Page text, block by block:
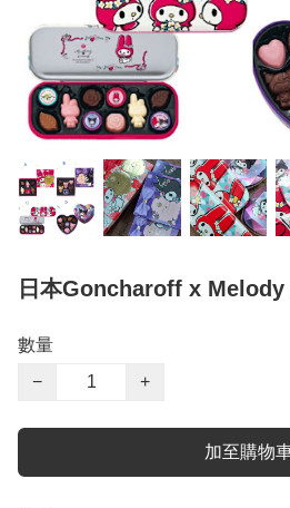
日本Goncharoff x Melody
數量
−
+
加至購物